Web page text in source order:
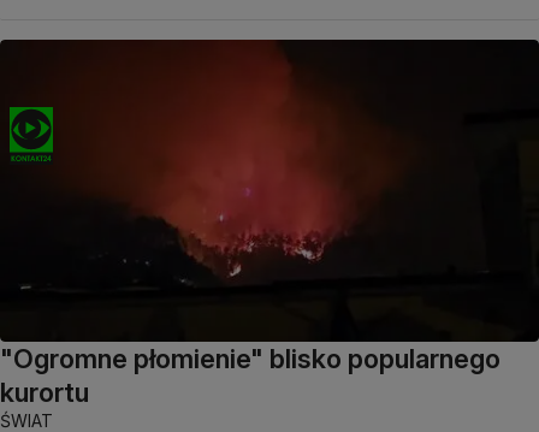
"Ogromne płomienie" blisko popularnego
kurortu
ŚWIAT